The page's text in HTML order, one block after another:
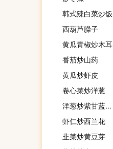
韩式辣白菜炒饭
西葫芦臊子
黄瓜青椒炒木耳
番茄炒山药
黄瓜炒虾皮
卷心菜炒洋葱
洋葱炒紫甘蓝青椒
虾仁炒西兰花
韭菜炒黄豆芽